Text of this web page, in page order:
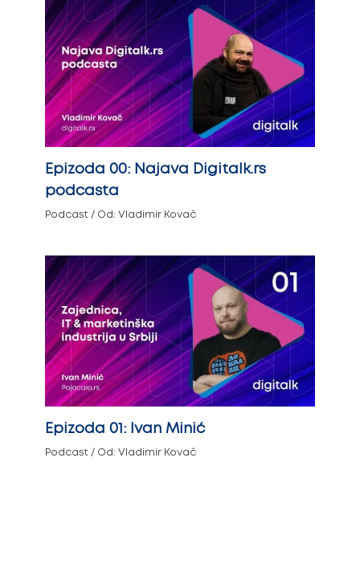
Epizoda 00: Najava Digitalk.rs
podcasta
Podcast / Od: Vladimir Kovač
Epizoda 01: Ivan Minić
Podcast / Od: Vladimir Kovač